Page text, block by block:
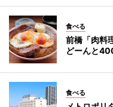
食べる
前橋「肉料
どーんと
食べる